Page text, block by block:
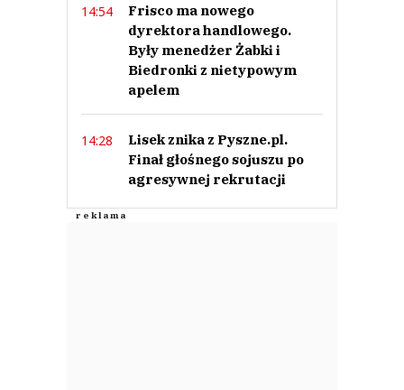
14:54
Frisco ma nowego
dyrektora handlowego.
Były menedżer Żabki i
Biedronki z nietypowym
apelem
14:28
Lisek znika z Pyszne.pl.
Finał głośnego sojuszu po
agresywnej rekrutacji